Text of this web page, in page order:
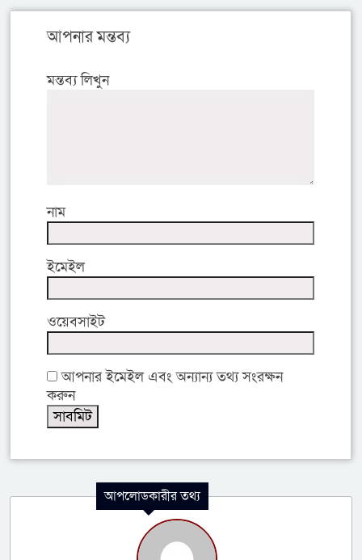
আপনার মন্তব্য
মন্তব্য লিখুন
নাম
ইমেইল
ওয়েবসাইট
আপনার ইমেইল এবং অন্যান্য তথ্য সংরক্ষন
করুন
আপলোডকারীর তথ্য